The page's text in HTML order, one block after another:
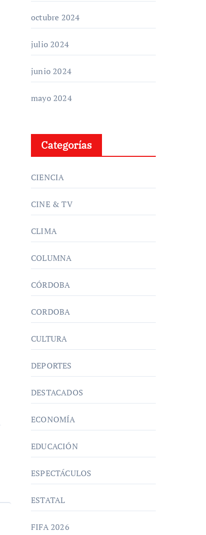
octubre 2024
julio 2024
junio 2024
mayo 2024
Categorías
CIENCIA
CINE & TV
CLIMA
COLUMNA
CÓRDOBA
CORDOBA
CULTURA
DEPORTES
DESTACADOS
ECONOMÍA
EDUCACIÓN
ESPECTÁCULOS
ESTATAL
FIFA 2026